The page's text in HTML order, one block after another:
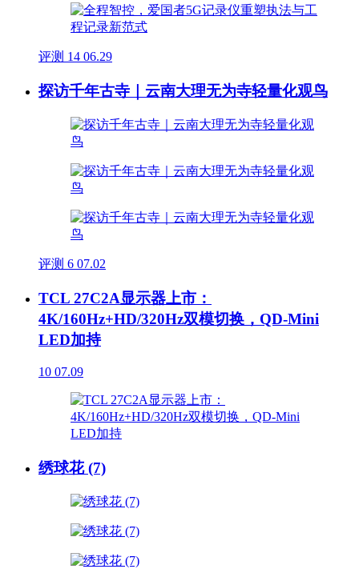
评测 14 06.29
探访千年古寺｜云南大理无为寺轻量化观鸟
评测 6 07.02
TCL 27C2A显示器上市：
4K/160Hz+HD/320Hz双模切换，QD-Mini
LED加持
10 07.09
绣球花 (7)